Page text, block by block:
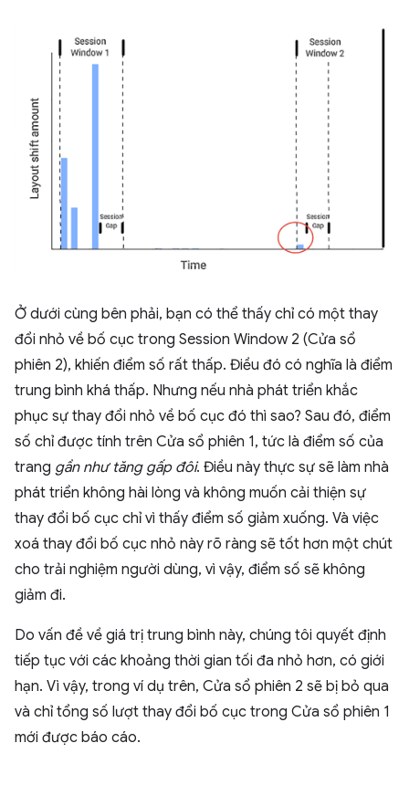
Ở dưới cùng bên phải, bạn có thể thấy chỉ có một thay
đổi nhỏ về bố cục trong Session Window 2 (Cửa sổ
phiên 2), khiến điểm số rất thấp. Điều đó có nghĩa là điểm
trung bình khá thấp. Nhưng nếu nhà phát triển khắc
phục sự thay đổi nhỏ về bố cục đó thì sao? Sau đó, điểm
số chỉ được tính trên Cửa sổ phiên 1, tức là điểm số của
trang gần như tăng gấp đôi. Điều này thực sự sẽ làm nhà
phát triển không hài lòng và không muốn cải thiện sự
thay đổi bố cục chỉ vì thấy điểm số giảm xuống. Và việc
xoá thay đổi bố cục nhỏ này rõ ràng sẽ tốt hơn một chút
cho trải nghiệm người dùng, vì vậy, điểm số sẽ không
giảm đi.
Do vấn đề về giá trị trung bình này, chúng tôi quyết định
tiếp tục với các khoảng thời gian tối đa nhỏ hơn, có giới
hạn. Vì vậy, trong ví dụ trên, Cửa sổ phiên 2 sẽ bị bỏ qua
và chỉ tổng số lượt thay đổi bố cục trong Cửa sổ phiên 1
mới được báo cáo.